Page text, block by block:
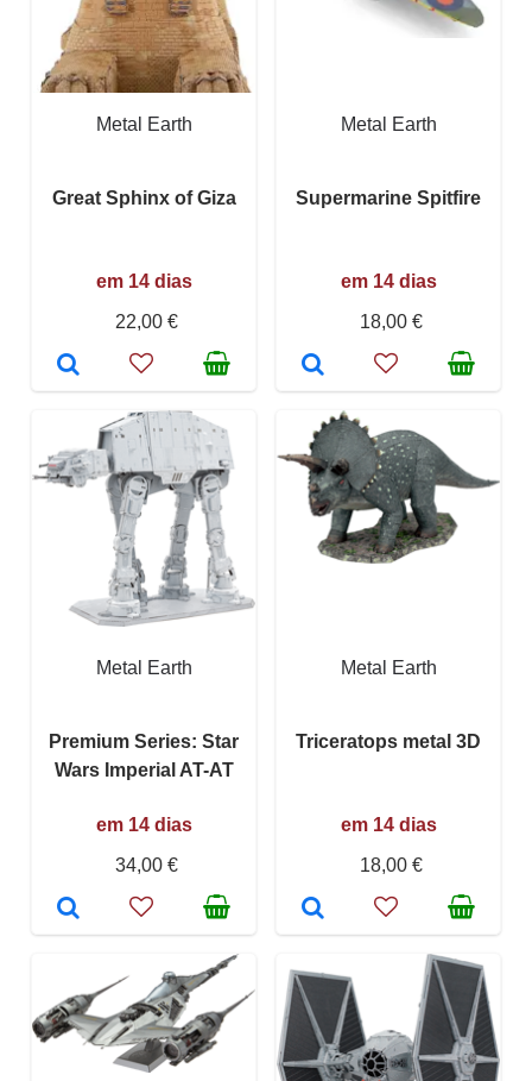
Metal Earth
Great Sphinx of Giza
em 14 dias
22,00 €
Metal Earth
Supermarine Spitfire
em 14 dias
18,00 €
Metal Earth
Premium Series: Star
Wars Imperial AT-AT
em 14 dias
34,00 €
Metal Earth
Triceratops metal 3D
em 14 dias
18,00 €